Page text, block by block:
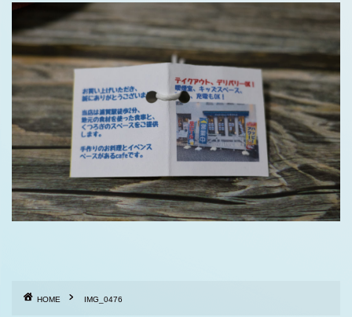
HOME IMG_0476